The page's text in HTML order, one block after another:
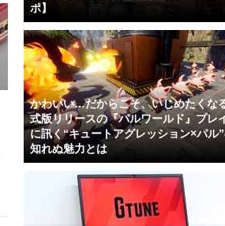
ポ】
かわいい…だからこそ、いじめたくな
式版リリースの『パルワールド』プレ
に訊く“キュートアグレッション×パル
知れぬ魅力とは